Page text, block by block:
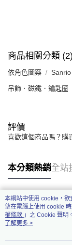
商品相關分類 (2)
依角色圖案
吊飾．磁鐵．鑰匙圈
評價
喜歡這個商品嗎？購
本分類熱銷全站
熱門標籤
本網站中使用 cookie，
望在電腦上使用 cookie
權條款 」之 Cookie 聲明
用條款之 Cookie 聲明使
了解更多 >